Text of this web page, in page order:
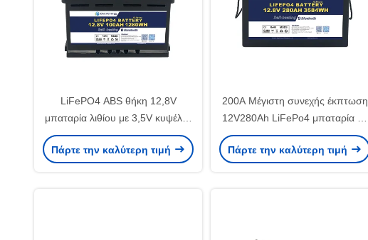
LiFePO4 ABS θήκη 12,8V
μπαταρία λιθίου με 3,5V κυψέλες
εξισορρόπησης τάσης
Πάρτε την καλύτερη τιμή
200A Μέγιστη συνεχής έκπτωση
12V280Ah LiFePo4 μπαταρία με
3.5V κυψέλες εξισορρόπησης
τάσης
Πάρτε την καλύτερη τιμή